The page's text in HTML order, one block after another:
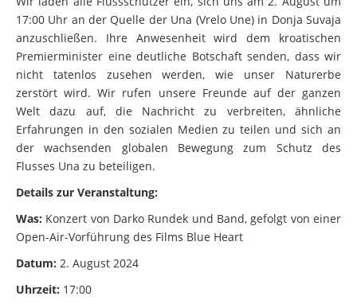
17:00 Uhr an der Quelle der Una (Vrelo Une) in Donja Suvaja
anzuschließen. Ihre Anwesenheit wird dem kroatischen
Premierminister eine deutliche Botschaft senden, dass wir
nicht tatenlos zusehen werden, wie unser Naturerbe
zerstört wird. Wir rufen unsere Freunde auf der ganzen
Welt dazu auf, die Nachricht zu verbreiten, ähnliche
Erfahrungen in den sozialen Medien zu teilen und sich an
der wachsenden globalen Bewegung zum Schutz des
Flusses Una zu beteiligen.
Open-Air-Vorführung des Films Blue Heart